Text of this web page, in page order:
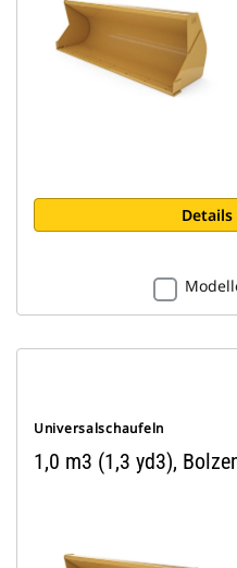
Details
Universalschaufeln
1,0 m3 (1,3 yd3),